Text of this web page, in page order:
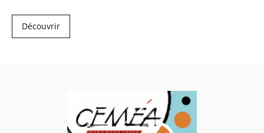
Découvrir